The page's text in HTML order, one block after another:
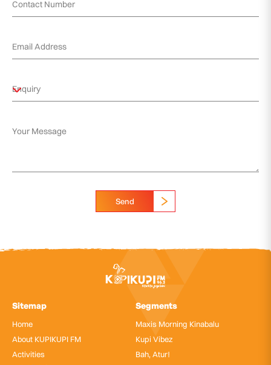
Send
Sitemap
Home
About KUPIKUPI FM
Activities
Segments
Maxis Morning Kinabalu
Kupi Vibez
Bah, Atur!